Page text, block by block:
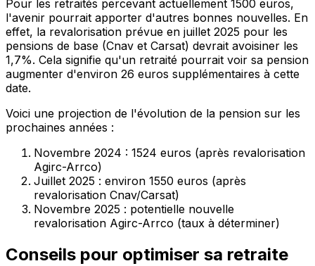
Pour les retraités percevant actuellement 1500 euros,
l'avenir pourrait apporter d'autres bonnes nouvelles. En
effet, la revalorisation prévue en juillet 2025 pour les
pensions de base (Cnav et Carsat) devrait avoisiner les
1,7%. Cela signifie qu'un retraité pourrait voir sa pension
augmenter d'environ 26 euros supplémentaires à cette
date.
Voici une projection de l'évolution de la pension sur les
prochaines années :
Novembre 2024 : 1524 euros (après revalorisation
Agirc-Arrco)
Juillet 2025 : environ 1550 euros (après
revalorisation Cnav/Carsat)
Novembre 2025 : potentielle nouvelle
revalorisation Agirc-Arrco (taux à déterminer)
Conseils pour optimiser sa retraite